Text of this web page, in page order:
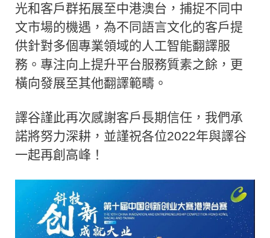
光和客戶群拓展至中港澳台，捕捉不同中
文市場的機遇，為不同語言文化的客戶提
供針對多個專業領域的人工智能翻譯服
務。專注向上提升平台服務質素之餘，更
橫向發展至其他翻譯範疇。
譯谷謹此再次感謝客戶長期信任，我們承
諾將努力深耕，並謹祝各位2022年與譯谷
一起再創高峰！